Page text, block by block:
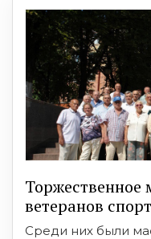
Торжественное
ветеранов
Среди них были